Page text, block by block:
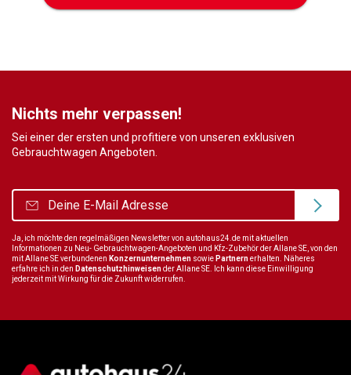
Nichts mehr verpassen!
Sei einer der ersten und profitiere von unseren exklusiven
Gebrauchtwagen Angeboten.
Ja, ich möchte den regelmäßigen Newsletter von autohaus24.de mit aktuellen
Informationen zu Neu- Gebrauchtwagen-Angeboten und Kfz-Zubehör der Allane SE, von den
mit Allane SE verbundenen Konzernunternehmen sowie Partnernerhalten. Näheres
erfahre ich in den Datenschutzhinweisender Allane SE. Ich kann diese Einwilligung
jederzeit mit Wirkung für die Zukunft widerrufen.